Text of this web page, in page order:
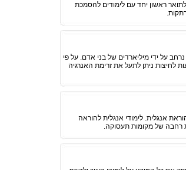
ראשון יחד עם לימודים להסמכת
על ידי מיליארדים של בני אדם. על פי
לחיצות ניתן לתעל את זרימת האנרגיה
אנגלית. לימודי אנגלית להוראה
רחבה של מקומות תעסוקה.